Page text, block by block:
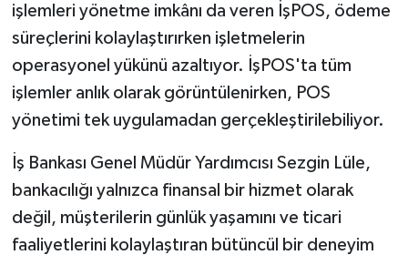
işlemleri yönetme imkânı da veren İşPOS, ödeme
süreçlerini kolaylaştırırken işletmelerin
operasyonel yükünü azaltıyor. İşPOS'ta tüm
işlemler anlık olarak görüntülenirken, POS
yönetimi tek uygulamadan gerçekleştirilebiliyor.
İş Bankası Genel Müdür Yardımcısı Sezgin Lüle,
bankacılığı yalnızca finansal bir hizmet olarak
değil, müşterilerin günlük yaşamını ve ticari
faaliyetlerini kolaylaştıran bütüncül bir deneyim
SİYASET
SPOR HABERLERİ
Turizm
ÜLKE GÜNDEMİ